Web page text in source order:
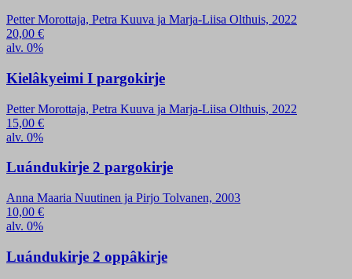
Petter Morottaja, Petra Kuuva ja Marja-Liisa Olthuis, 2022
20,00 €
alv. 0%
Kielâkyeimi I pargokirje
Petter Morottaja, Petra Kuuva ja Marja-Liisa Olthuis, 2022
15,00 €
alv. 0%
Luándukirje 2 pargokirje
Anna Maaria Nuutinen ja Pirjo Tolvanen, 2003
10,00 €
alv. 0%
Luándukirje 2 oppâkirje